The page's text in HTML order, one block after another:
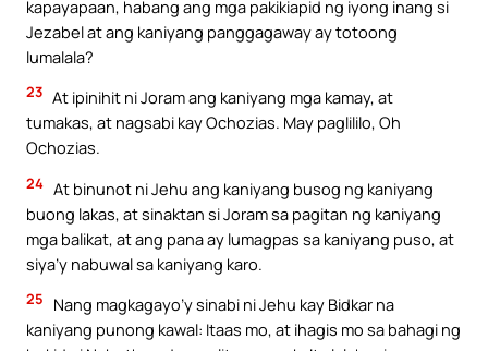
kapayapaan, habang ang mga pakikiapid ng iyong inang si
Jezabel at ang kaniyang panggagaway ay totoong
lumalala?
23 At ipinihit ni Joram ang kaniyang mga kamay, at
tumakas, at nagsabi kay Ochozias. May paglililo, Oh
Ochozias.
24 At binunot ni Jehu ang kaniyang busog ng kaniyang
buong lakas, at sinaktan si Joram sa pagitan ng kaniyang
mga balikat, at ang pana ay lumagpas sa kaniyang puso, at
siya’y nabuwal sa kaniyang karo.
25
Nang magkagayo’y sinabi ni Jehu kay Bidkar na
kaniyang punong kawal: Itaas mo, at ihagis mo sa bahagi ng